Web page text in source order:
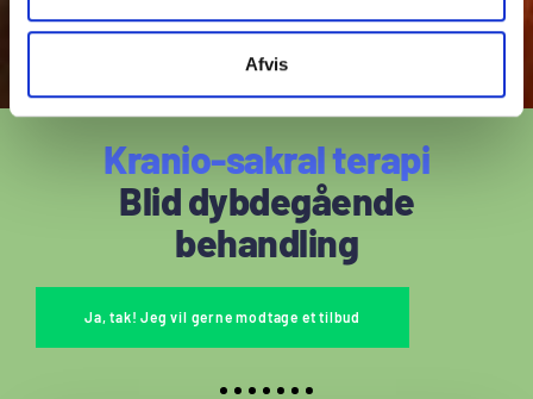
Afvis
Kranio-sakral terapi
Blid dybdegående
behandling
Ja, tak! Jeg vil gerne modtage et tilbud